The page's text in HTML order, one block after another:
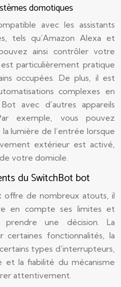
domotiques
avec les assistants
tels qu’Amazon Alexa et
ainsi contrôler votre
particulièrement pratique
occupées. De plus, il est
complexes en
avec d’autres appareils
exemple, vous pouvez
lumière de l’entrée lorsque
extérieur est activé,
votre domicile.
du SwitchBot bot
offre de nombreux atouts, il
en compte ses limites et
prendre une décision. La
certaines fonctionnalités, la
types d’interrupteurs,
et la fiabilité du mécanisme
attentivement.